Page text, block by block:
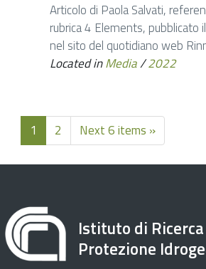
Articolo di Paola Salvati,
rubrica 4 Elements,
nel sito del quotidiano web
Located inMedia/2022
1 2 Next 6 items »
Istituto di
Protezione